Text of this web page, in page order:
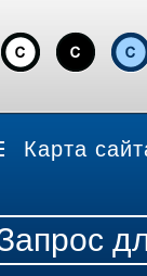
Карта